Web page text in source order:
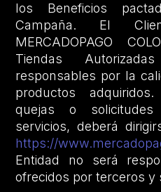
los Beneficios
Campaña. El
MERCADOPAGO
Tiendas
responsables por la
productos
quejas o
servicios, deberá
https://
Entidad no será
ofrecidos por terceros y